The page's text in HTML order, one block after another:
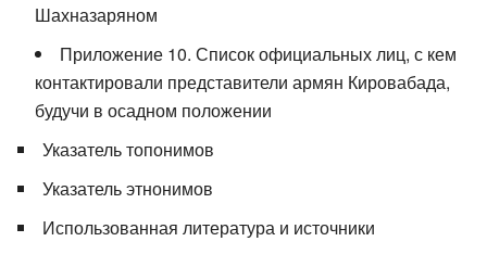
Шахназаряном
Приложение 10. Список официальных лиц, с кем
контактировали представители армян Кировабада,
будучи в осадном положении
Указатель топонимов
Указатель этнонимов
Использованная литература и источники